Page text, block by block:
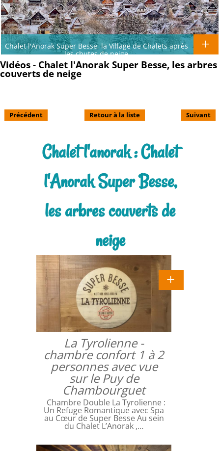
Chalet l'Anorak Super Besse, la Village de Chalets après
les chutes de neige
Vidéos - Chalet l'Anorak Super Besse, les arbres
couverts de neige
Précédent Retour à la liste Suivant
Chalet l'anorak : Chalet
l'Anorak Super Besse,
les arbres couverts de
neige
La Tyrolienne -
chambre confort 1 à 2
personnes avec vue
sur le Puy de
Chambourguet
Chambre Double La Tyrolienne :
Un Refuge Romantique avec Spa
au Cœur de Super Besse Au sein
du Chalet L’Anorak ,…